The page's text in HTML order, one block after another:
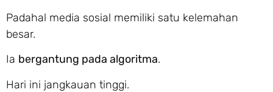
Padahal media sosial memiliki satu kelemahan
besar.
Ia bergantung pada algoritma.
Hari ini jangkauan tinggi.